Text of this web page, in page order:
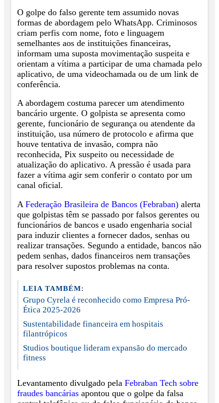
O golpe do falso gerente tem assumido novas
formas de abordagem pelo WhatsApp. Criminosos
criam perfis com nome, foto e linguagem
semelhantes aos de instituições financeiras,
informam uma suposta movimentação suspeita e
orientam a vítima a participar de uma chamada pelo
aplicativo, de uma videochamada ou de um link de
conferência.
A abordagem costuma parecer um atendimento
bancário urgente. O golpista se apresenta como
gerente, funcionário de segurança ou atendente da
instituição, usa número de protocolo e afirma que
houve tentativa de invasão, compra não
reconhecida, Pix suspeito ou necessidade de
atualização do aplicativo. A pressão é usada para
fazer a vítima agir sem conferir o contato por um
canal oficial.
A Federação Brasileira de Bancos (Febraban) alerta
que golpistas têm se passado por falsos gerentes ou
funcionários de bancos e usado engenharia social
para induzir clientes a fornecer dados, senhas ou
realizar transações. Segundo a entidade, bancos não
pedem senhas, dados financeiros nem transações
para resolver supostos problemas na conta.
LEIA TAMBÉM:
Grupo Cyrela é reconhecido como Empresa Pró-
Ética 2025-2026
Sustentabilidade financeira em hospitais
filantrópicos
Studios boutique lideram expansão do mercado
fitness
Levantamento divulgado pela Febraban Tech sobre
fraudes bancárias apontou que o golpe da falsa